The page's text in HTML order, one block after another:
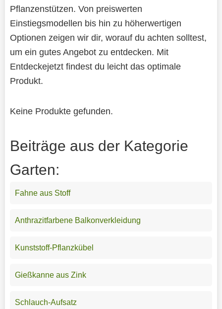
Pflanzenstützen. Von preiswerten
Einstiegsmodellen bis hin zu höherwertigen
Optionen zeigen wir dir, worauf du achten solltest,
um ein gutes Angebot zu entdecken. Mit
Entdeckejetzt findest du leicht das optimale
Produkt.
Keine Produkte gefunden.
Beiträge aus der Kategorie
Garten:
Fahne aus Stoff
Anthrazitfarbene Balkonverkleidung
Kunststoff-Pflanzkübel
Gießkanne aus Zink
Schlauch-Aufsatz